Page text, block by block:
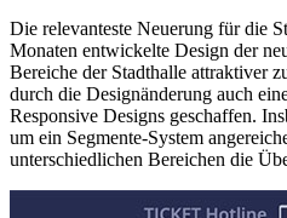
Die relevanteste Neuerung für die
Monaten entwickelte Design der
Bereiche der Stadthalle attraktiver
durch die Designänderung auch
Responsive Designs geschaffen.
um ein Segmente-System
unterschiedlichen Bereichen die